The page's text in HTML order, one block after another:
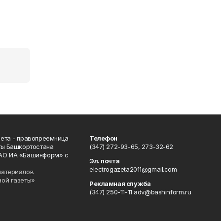
- правопреемница
Башкортостана
ИА «Башинформ» с
газеты»
Телефон
(347) 272-93-65, 273-32-62
Эл. почта
electrogazeta2011@gmail.com
Рекламная служба
(347) 250-11-11 adv@bashinform.ru